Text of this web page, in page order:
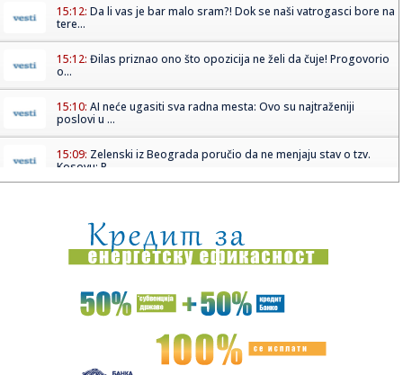
15:12: Da li vas je bar malo sram?! Dok se naši vatrogasci bore na
tere...
15:12: Đilas priznao ono što opozicija ne želi da čuje! Progovorio
o...
15:10: AI neće ugasiti sva radna mesta: Ovo su najtraženiji
poslovi u ...
15:09: Zelenski iz Beograda poručio da ne menjaju stav o tzv.
Kosovu; P...
15:05:Buick Electra L7 EV
15:05:PARTIZANU SE OTVARAJU VRATA ZA MILOŠEVIĆA?! Štutgart
gomila na...
Iranskog vrhovnog vođe nema nigde. Ko onda vodi Iran?